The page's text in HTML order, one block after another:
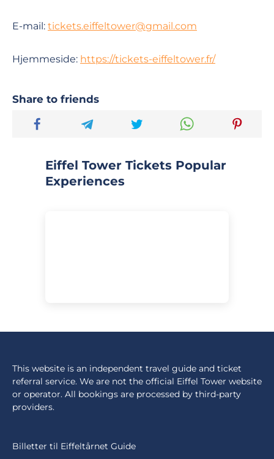
E-mail: tickets.eiffeltower@gmail.com
Hjemmeside: https://tickets-eiffeltower.fr/
Share to friends
Eiffel Tower Tickets Popular
Experiences
This website is an independent travel guide and ticket
referral service. We are not the official Eiffel Tower website
or operator. All bookings are processed by third-party
providers.
Billetter til Eiffeltårnet Guide